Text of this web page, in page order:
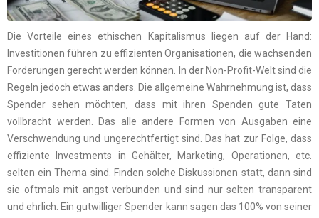
Die Vorteile eines ethischen Kapitalismus liegen auf der Hand:
Investitionen führen zu effizienten Organisationen, die wachsenden
Forderungen gerecht werden können. In der Non-Profit-Welt sind die
Regeln jedoch etwas anders. Die allgemeine Wahrnehmung ist, dass
Spender sehen möchten, dass mit ihren Spenden gute Taten
vollbracht werden. Das alle andere Formen von Ausgaben eine
Verschwendung und ungerechtfertigt sind. Das hat zur Folge, dass
effiziente Investments in Gehälter, Marketing, Operationen, etc.
selten ein Thema sind. Finden solche Diskussionen statt, dann sind
sie oftmals mit angst verbunden und sind nur selten transparent
und ehrlich. Ein gutwilliger Spender kann sagen das 100% von seiner